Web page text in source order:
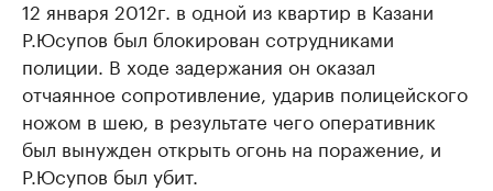
12 января 2012г. в одной из квартир в Казани
Р.Юсупов был блокирован сотрудниками
полиции. В ходе задержания он оказал
отчаянное сопротивление, ударив полицейского
ножом в шею, в результате чего оперативник
был вынужден открыть огонь на поражение, и
Р.Юсупов был убит.